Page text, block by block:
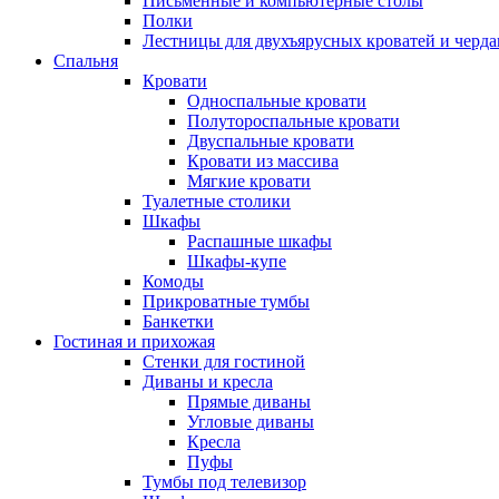
Полки
Лестницы для двухъярусных кроватей и
Спальня
Кровати
Односпальные кровати
Полутороспальные кровати
Двуспальные кровати
Кровати из массива
Мягкие кровати
Туалетные столики
Шкафы
Распашные шкафы
Шкафы-купе
Комоды
Прикроватные тумбы
Банкетки
Гостиная и прихожая
Стенки для гостиной
Диваны и кресла
Прямые диваны
Угловые диваны
Кресла
Пуфы
Тумбы под телевизор